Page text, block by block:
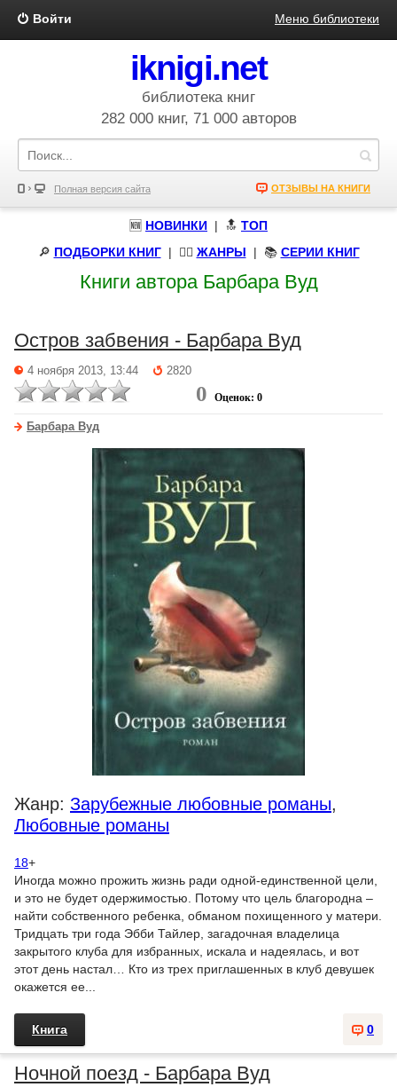
Войти Меню библиотеки
iknigi.net
библиотека книг
282 000 книг, 71 000 авторов
Полная версия сайта ОТЗЫВЫ НА КНИГИ
🆕 НОВИНКИ | 🔝 ТОП
🔎 ПОДБОРКИ КНИГ| 🧝‍♀️ ЖАНРЫ | 📚 СЕРИИ КНИГ
Книги автора Барбара Вуд
Остров забвения - Барбара Вуд
4 ноября 2013, 13:44 2820
0 Оценок: 0
Барбара Вуд
Жанр: Зарубежные любовные романы,
Любовные романы
18+
Иногда можно прожить жизнь ради одной-единственной цели,
и это не будет одержимостью. Потому что цель благородна –
найти собственного ребенка, обманом похищенного у матери.
Тридцать три года Эбби Тайлер, загадочная владелица
закрытого клуба для избранных, искала и надеялась, и вот
этот день настал… Кто из трех приглашенных в клуб девушек
окажется ее...
0
Книга
Ночной поезд - Барбара Вуд